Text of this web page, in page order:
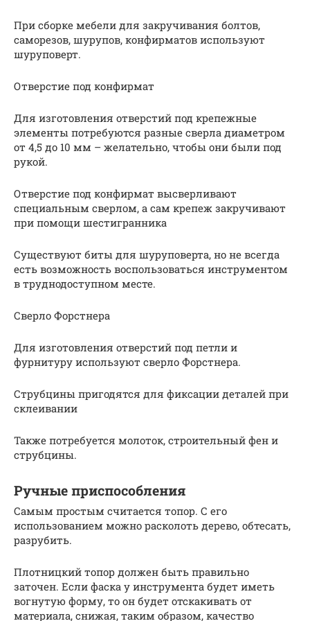
При сборке мебели для закручивания болтов,
саморезов, шурупов, конфирматов используют
шуруповерт.
Отверстие под конфирмат
Для изготовления отверстий под крепежные
элементы потребуются разные сверла диаметром
от 4,5 до 10 мм – желательно, чтобы они были под
рукой.
Отверстие под конфирмат высверливают
специальным сверлом, а сам крепеж закручивают
при помощи шестигранника
Существуют биты для шуруповерта, но не всегда
есть возможность воспользоваться инструментом
в труднодоступном месте.
Сверло Форстнера
Для изготовления отверстий под петли и
фурнитуру используют сверло Форстнера.
Струбцины пригодятся для фиксации деталей при
склеивании
Также потребуется молоток, строительный фен и
струбцины.
Ручные приспособления
Самым простым считается топор. С его
использованием можно расколоть дерево, обтесать,
разрубить.
Плотницкий топор должен быть правильно
заточен. Если фаска у инструмента будет иметь
вогнутую форму, то он будет отскакивать от
материала, снижая, таким образом, качество